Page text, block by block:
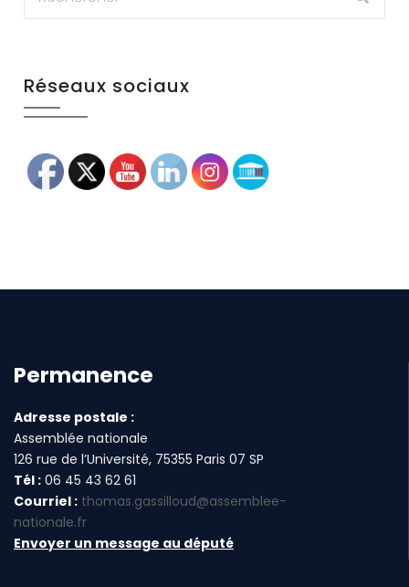
Réseaux sociaux
Permanence
Adresse postale :
Assemblée nationale
126 rue de l’Université, 75355 Paris 07 SP
Tél : 06 45 43 62 61
Courriel : thomas.gassilloud@assemblee-
nationale.fr
Envoyer un message au député